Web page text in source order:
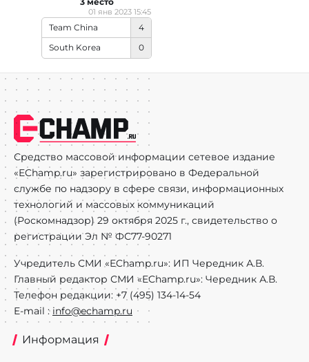
Team China
4
South Korea
0
01 янв 2023 15:45
Средство массовой информации сетевое издание
«EChamp.ru» зарегистрировано в Федеральной
службе по надзору в сфере связи, информационных
технологий и массовых коммуникаций
(Роскомнадзор) 29 октября 2025 г., свидетельство о
регистрации Эл № ФС77-90271
Учредитель СМИ «EChamp.ru»: ИП Чередник А.В.
Главный редактор СМИ «EChamp.ru»: Чередник А.В.
Телефон редакции: +7 (495) 134-14-54
E-mail : info@echamp.ru
Информация